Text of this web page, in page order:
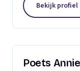
dakgoten...
Bekijk profiel
Poets Annie